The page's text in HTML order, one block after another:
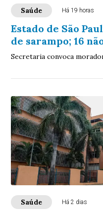
Saúde Há 19 horas
Estado de São
de sarampo; 16
Secretaria convoca
Saúde Há 2 dias